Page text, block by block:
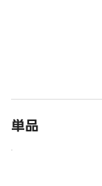
単品